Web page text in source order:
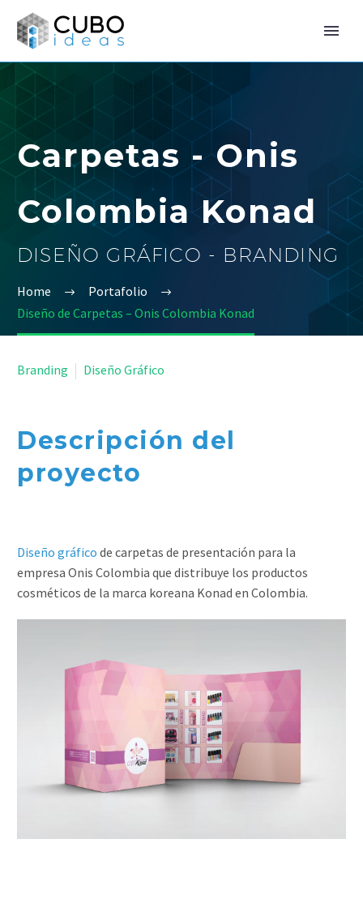
Carpetas - Onis
Colombia Konad
DISEÑO GRÁFICO - BRANDING
Home
Portafolio
Diseño de Carpetas – Onis Colombia Konad
Branding Diseño Gráfico
Descripción del
proyecto
Diseño gráfico de carpetas de presentación para la
empresa Onis Colombia que distribuye los productos
cosméticos de la marca koreana Konad en Colombia.